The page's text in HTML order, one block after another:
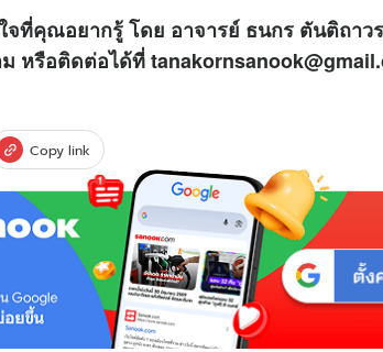
จที่คุณอยากรู้ โดย อาจารย์ ธนกร ตันติถาว
หรือติดต่อได้ที่
Copy link